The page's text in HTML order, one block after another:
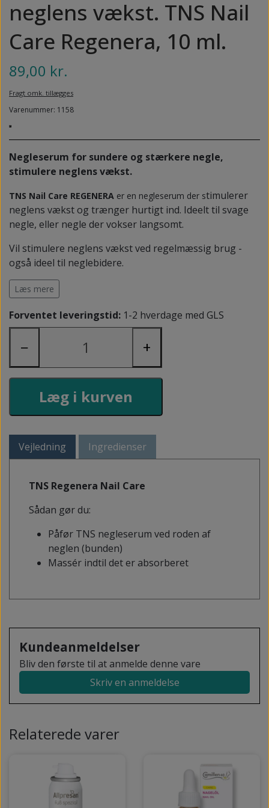
NEDSUNKEN FORFOD
PLATFOD
URO I BENENE/RESTLESS LEGS
NILOCIN
PECLAVUS®
neglens vækst. TNS Nail
Care Regenera, 10 ml.
89,00 kr.
Fragt omk. tillægges
Varenummer: 1158
Negleserum for sundere og stærkere negle,
stimulere neglens vækst.
TNS Nail Care REGENERA er en negleserum der stimulerer
neglens vækst og trænger hurtigt ind. Ideelt til svage
negle, eller negle der vokser langsomt.
Vil stimulere neglens vækst ved regelmæssig brug -
også ideel til neglebidere.
Uden parabener.
Læs mere
Forventet leveringstid: 1-2 hverdage med GLS
− +
Læg i kurven
Vejledning Ingredienser
TNS Regenera Nail Care
Sådan gør du:
Påfør TNS negleserum ved roden af
neglen (bunden)
Massér indtil det er absorberet
Kundeanmeldelser
Bliv den første til at anmelde denne vare
Skriv en anmeldelse
Relaterede varer